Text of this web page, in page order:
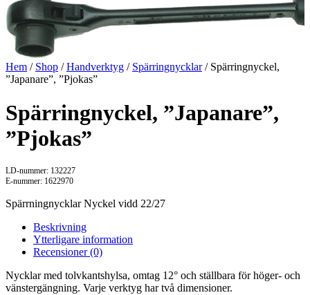
Hem / Shop /Handverktyg / Spärringnycklar/ Spärringnyckel,
”Japanare”, ”Pjokas”
Spärringnyckel, ”Japanare”,
”Pjokas”
LD-nummer: 132227
E-nummer: 1622970
Spärrningnycklar Nyckel vidd 22/27
Beskrivning
Ytterligare information
Recensioner (0)
Nycklar med tolvkantshylsa, omtag 12° och ställbara för höger- och
vänstergängning. Varje verktyg har två dimensioner.